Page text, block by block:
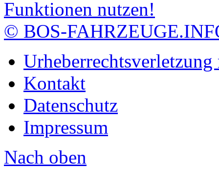
© BOS-
Urheberrechtsverletzung
Kontakt
Datenschutz
Impressum
Nach oben